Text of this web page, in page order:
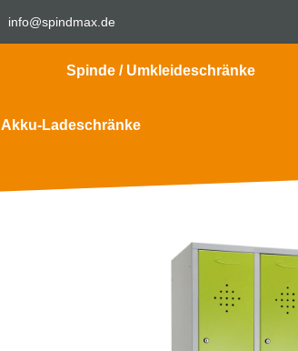
info@spindmax.de
Spinde / Umkleideschränke
Akku-Ladeschränke